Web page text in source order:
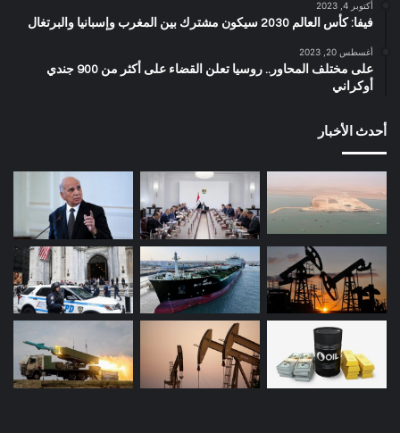
أكتوبر 4, 2023
فيفا: كأس العالم 2030 سيكون مشترك بين المغرب وإسبانيا والبرتغال
أغسطس 20, 2023
على مختلف المحاور.. روسيا تعلن القضاء على أكثر من 900 جندي
أوكراني
أحدث الأخبار